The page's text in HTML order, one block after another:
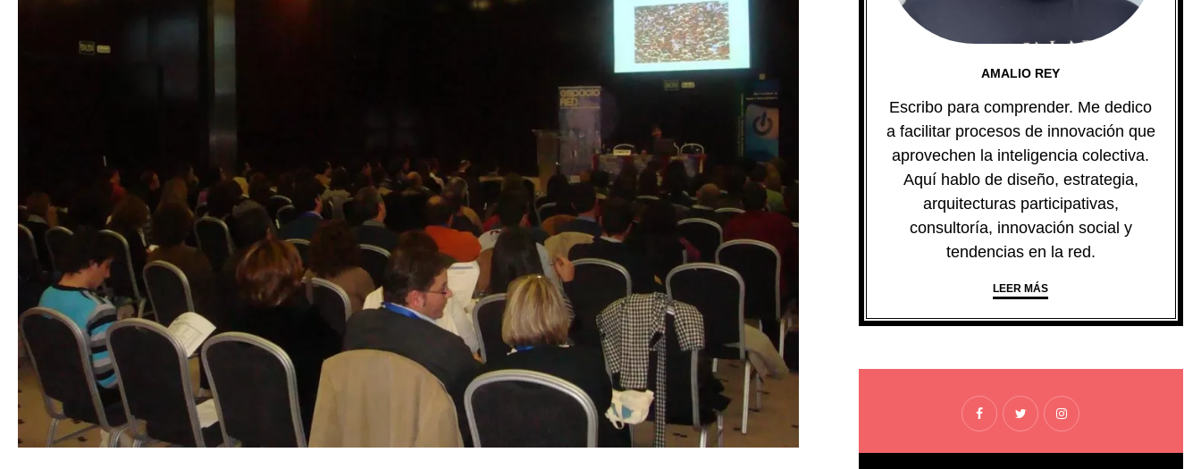
AMALIO REY
Escribo para comprender. Me dedico
a facilitar procesos de innovación que
aprovechen la inteligencia colectiva.
Aquí hablo de diseño, estrategia,
arquitecturas participativas,
consultoría, innovación social y
tendencias en la red.
LEER MÁS